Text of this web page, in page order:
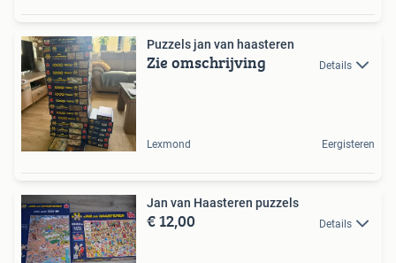
Puzzels jan van haasteren
Zie omschrijving Details
Lexmond Eergisteren
Jan van Haasteren puzzels
€ 12,00 Details